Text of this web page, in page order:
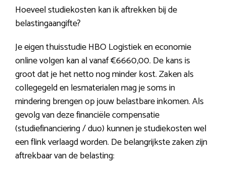
Hoeveel studiekosten kan ik aftrekken bij de
belastingaangifte?
Je eigen thuisstudie HBO Logistiek en economie
online volgen kan al vanaf €6660,00. De kans is
groot dat je het netto nog minder kost. Zaken als
collegegeld en lesmaterialen mag je soms in
mindering brengen op jouw belastbare inkomen. Als
gevolg van deze financiële compensatie
(studiefinanciering / duo) kunnen je studiekosten wel
een flink verlaagd worden. De belangrijkste zaken zijn
aftrekbaar van de belasting: